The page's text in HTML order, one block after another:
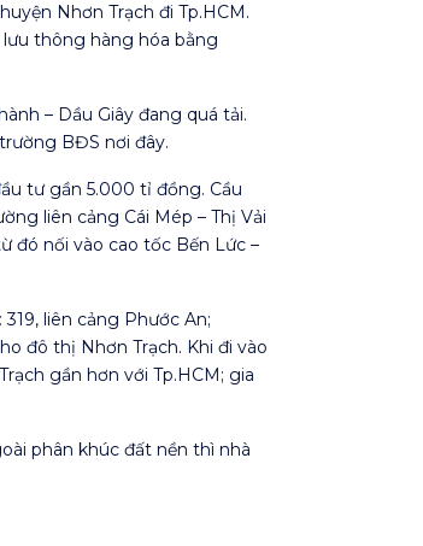
Nhơn Trạch đi Tp.HCM.
lưu thông hàng hóa bằng
– Dầu Giây đang quá tải.
BĐS nơi đây.
tư gần 5.000 tỉ đồng. Cầu
liên cảng Cái Mép – Thị Vải
đó nối vào cao tốc Bến Lức –
liên cảng Phước An;
đô thị Nhơn Trạch. Khi đi vào
gần hơn với Tp.HCM; gia
phân khúc đất nền thì nhà